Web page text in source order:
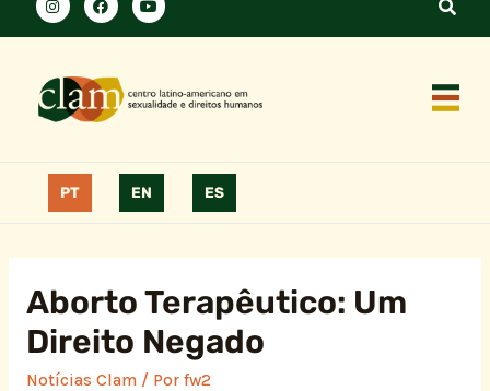
PT EN ES
Aborto Terapêutico: Um
Direito Negado
Notícias Clam/ Por fw2